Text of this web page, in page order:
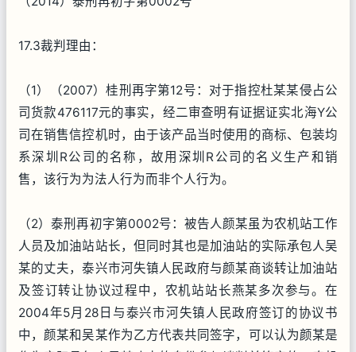
17.3裁判理由：
（1）（2007）桂刑再字第12号：对于指控杜某某侵占公
司货款476117元的事实，经二审查明有证据证实北海Y公
司在销售信控机时，由于该产品当时使用的商标、包装均
系深圳R公司的名称，故用深圳R公司的名义生产和销
售，该行为为法人行为而非个人行为。
（2）泰刑再初字第0002号：被告人颜某虽为农机站工作
人员及加油站站长，但同时其也是加油站的实际承包人吴
某的丈夫，泰兴市河失镇人民政府与颜某商谈转让加油站
及签订转让协议过程中，农机站站长燕某多次参与。在
2004年5月28日与泰兴市河失镇人民政府签订的协议书
中，颜某和吴某作为乙方代表共同签字，可以认为颜某是